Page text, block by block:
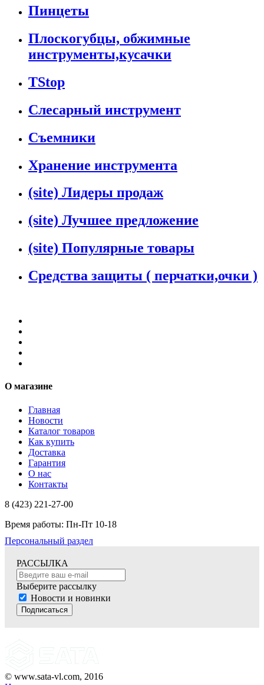
Пинцеты
Плоскогубцы, обжимные
инструменты,кусачки
TStop
Слесарный инструмент
Съемники
Хранение инструмента
(site) Лидеры продаж
(site) Лучшее предложение
(site) Популярные товары
Средства защиты ( перчатки,очки )
О магазине
Главная
Новости
Каталог товаров
Как купить
Доставка
Гарантия
О нас
Контакты
8 (423) 221-27-00
Время работы: Пн-Пт 10-18
Персональный раздел
РАССЫЛКА
Выберите рассылку
Новости и новинки
Подписаться
© www.sata-vl.com, 2016